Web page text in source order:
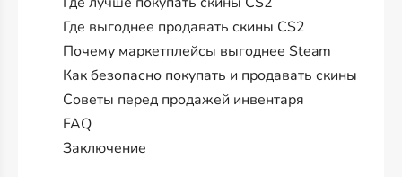
Где выгоднее продавать скины CS2
Почему маркетплейсы выгоднее Steam
Как безопасно покупать и продавать скины
Советы перед продажей инвентаря
FAQ
Заключение